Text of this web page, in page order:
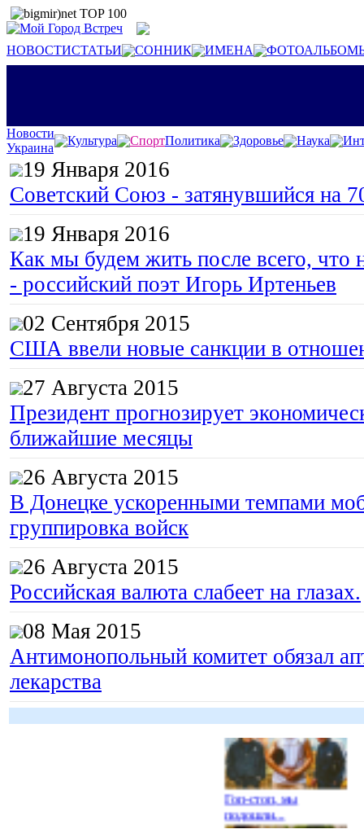
НОВОСТИСТАТЬИ СОННИК ИМЕНА
Новости
Украина
Культура СпортПолитика Здоровье Наука
19 Января 2016
Советский Союз - затянувшийся на
19 Января 2016
Как мы будем жить после всего, что
- российский поэт Игорь Иртеньев
02 Сентября 2015
США ввели новые санкции в
27 Августа 2015
Президент прогнозирует
ближайшие месяцы
26 Августа 2015
В Донецке ускоренными темпами
группировка войск
26 Августа 2015
Российская валюта слабеет на глазах.
08 Мая 2015
Антимонопольный комитет обязал
лекарства
Гоп-стоп, мы
подошли...